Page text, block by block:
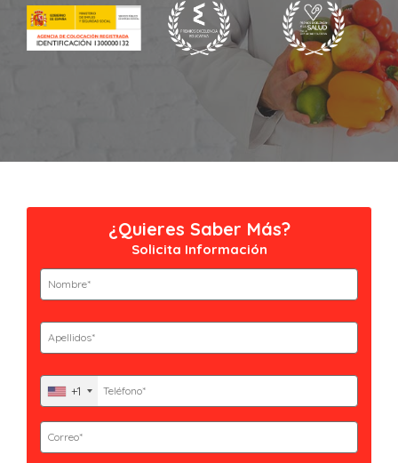
¿Quieres Saber Más?
Solicita Información
Nombre
(Obligatorio)
Apellidos
(Obligatorio)
Teléfono
(Obligatorio)
+1
Email
(Obligatorio)